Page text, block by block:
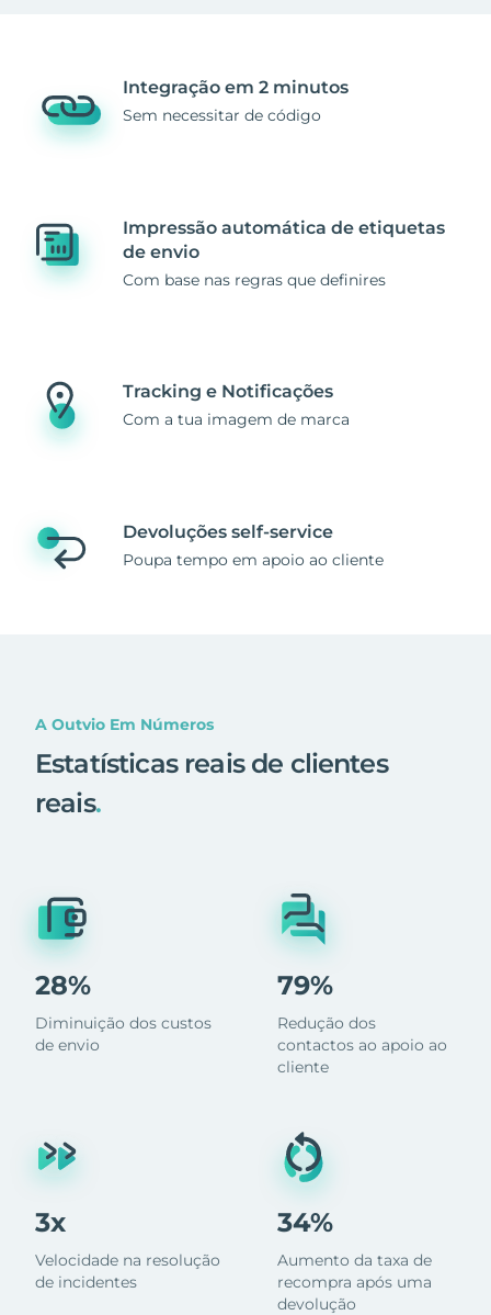
Integração em 2 minutos
Sem necessitar de código
Impressão automática de etiquetas
de envio
Com base nas regras que definires
Tracking e Notificações
Com a tua imagem de marca
Devoluções self-service
Poupa tempo em apoio ao cliente
A Outvio Em Números
Estatísticas reais de clientes
reais.
28%
Diminuição dos custos
de envio
3x
Velocidade na resolução
de incidentes
79%
Redução dos
contactos ao apoio ao
cliente
34%
Aumento da taxa de
recompra após uma
devolução